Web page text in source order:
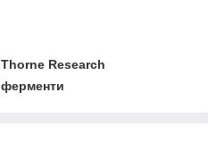
Thorne Research
ферменти